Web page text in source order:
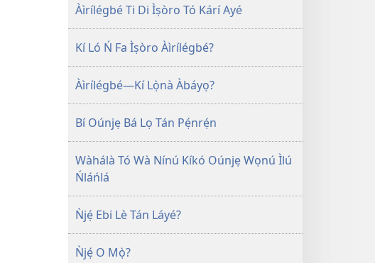
ÌWÉ
December 8,
2005
Àìrílégbé Ti Di Ìṣòro Tó Kárí Ayé
Kí Ló Ń Fa Ìṣòro Àìrílégbé?
Àìrílégbé—Kí Lọ̀nà Àbáyọ?
Bí Oúnjẹ Bá Lọ Tán Pẹ́nrẹ́n
Wàhálà Tó Wà Nínú Kíkó Oúnjẹ Wọnú Ìlú
Ńláńlá
Ǹjẹ́ Ebi Lè Tán Láyé?
Ǹjẹ́ O Mọ̀?